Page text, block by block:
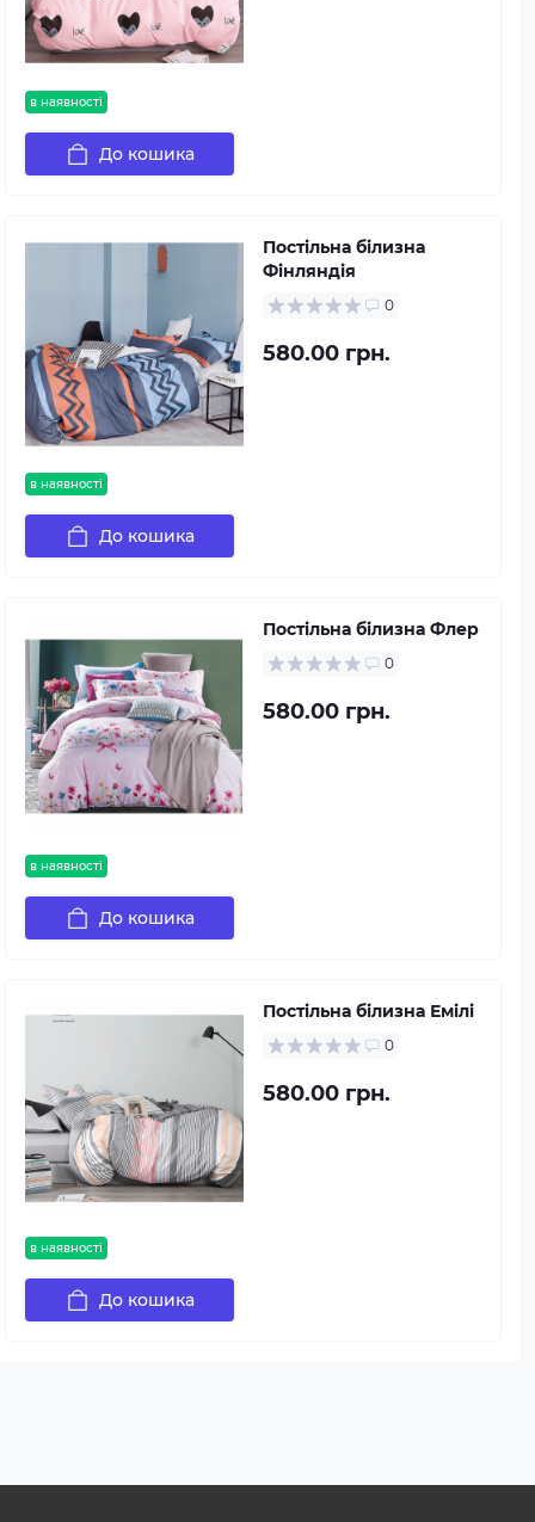
в наявності
До кошика
в наявності
Постільна білизна
Фінляндія
0
580.00 грн.
До кошика
в наявності
Постільна білизна Флер
0
580.00 грн.
До кошика
в наявності
Постільна білизна Емілі
0
580.00 грн.
До кошика